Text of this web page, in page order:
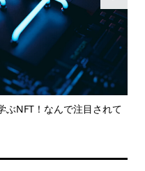
ぶNFT！なんで注目されて